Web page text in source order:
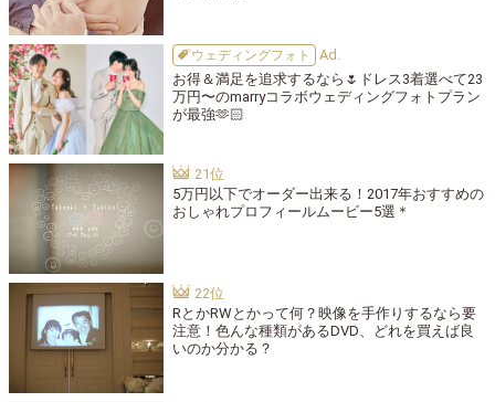
ウェディングフォト
お得＆満足を追求するなら🌷ドレス3着選べて23
万円〜のmarryコラボウェディングフォトプラン
が最強🫶🏻
5万円以下でオーダー出来る！2017年おすすめの
おしゃれプロフィールムービー5選＊
RとかRWとかって何？映像を手作りするなら要
注意！色んな種類があるDVD、どれを買えば良
いのか分かる？